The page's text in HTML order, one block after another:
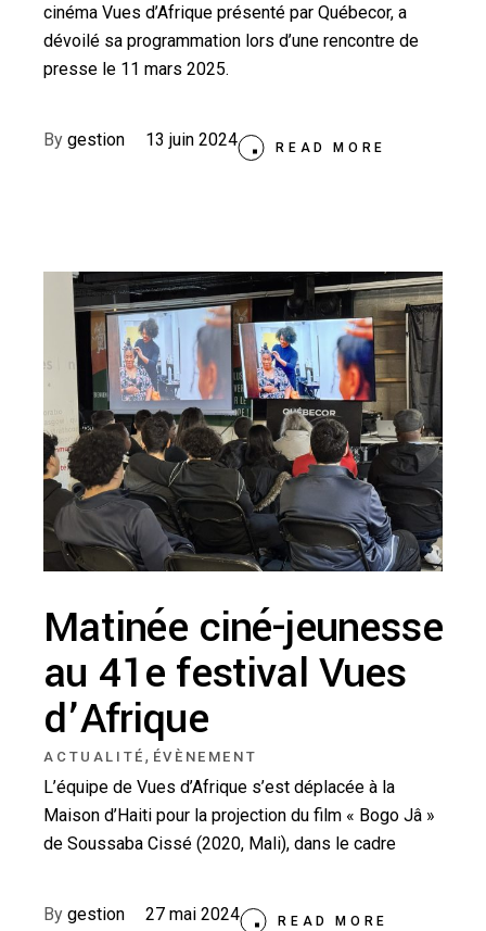
cinéma Vues d’Afrique présenté par Québecor, a
dévoilé sa programmation lors d’une rencontre de
presse le 11 mars 2025.
READ MORE
By gestion 13 juin 2024
Matinée ciné-jeunesse
au 41e festival Vues
d’Afrique
ACTUALITÉ , ÉVÈNEMENT
L’équipe de Vues d’Afrique s’est déplacée à la
Maison d’Haiti pour la projection du film « Bogo Jâ »
de Soussaba Cissé (2020, Mali), dans le cadre
READ MORE
By gestion 27 mai 2024